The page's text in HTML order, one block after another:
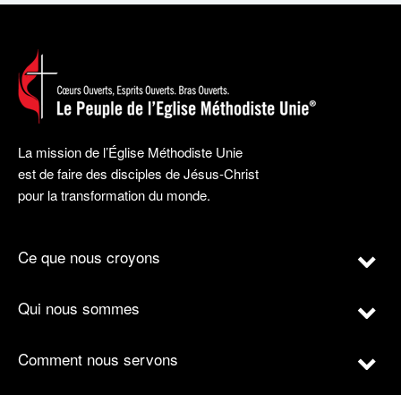
La mission de l’Église Méthodiste Unie
est de faire des disciples de Jésus-Christ
pour la transformation du monde.
Ce que nous croyons
Qui nous sommes
Comment nous servons